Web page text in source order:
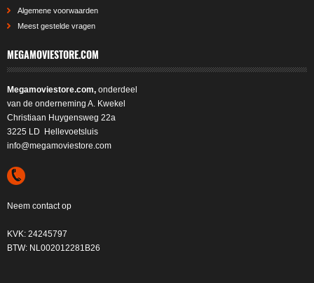
Algemene voorwaarden
Meest gestelde vragen
MEGAMOVIESTORE.COM
Megamoviestore.com, onderdeel
van de onderneming A. Kwekel
Christiaan Huygensweg 22a
3225 LD Hellevoetsluis
info@megamoviestore.com
Neem contact op
KVK: 24245797
BTW: NL002012281B26